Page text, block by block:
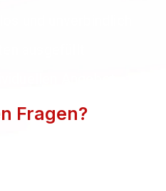
Fragen?